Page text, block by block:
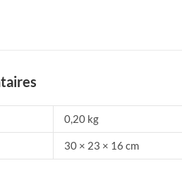
0,20 kg
30 × 23 × 16 cm